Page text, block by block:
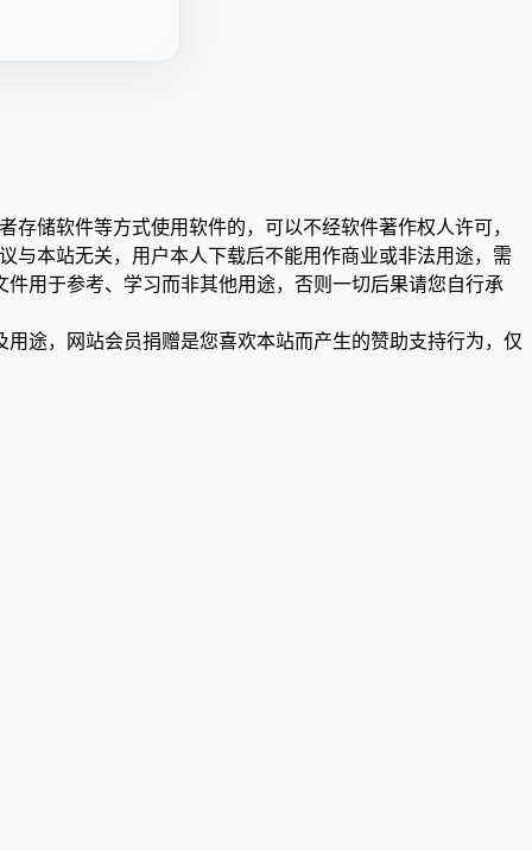
储软件等方式使用软件的，可以不经软件著作权人许可，
与本站无关，用户本人下载后不能用作商业或非法用途，需
用于参考、学习而非其他用途，否则一切后果请您自行承
途，网站会员捐赠是您喜欢本站而产生的赞助支持行为，仅